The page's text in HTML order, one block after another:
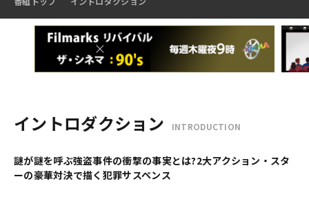
イントロダクション INTRODUCTION
謎が謎を呼ぶ強盗事件の衝撃の事実とは?2大アクション・スタ
ーの豪華対決で描く犯罪サスペンス